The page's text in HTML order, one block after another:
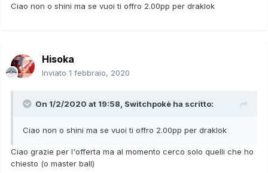
Ciao non o shini ma se vuoi ti offro 2.00pp per draklok
Hisoka
Inviato 1 febbraio, 2020
On 1/2/2020 at 19:58, Switchpokè ha scritto:
Ciao non o shini ma se vuoi ti offro 2.00pp per draklok
Ciao grazie per l'offerta ma al momento cerco solo quelli che ho
chiesto (o master ball)